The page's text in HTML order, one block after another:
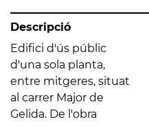
Descripció
Edifici d'ús públic
d'una sola planta,
entre mitgeres, situat
al carrer Major de
Gelida. De l'obra
original només se'n
conserva la façana, que
presenta
ornamentació